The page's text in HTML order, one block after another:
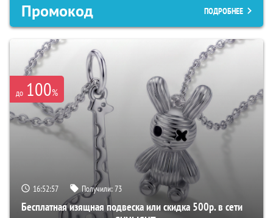
Промокод ПОДРОБНЕЕ
до 100%
16:52:56 Получили:73
Бесплатная изящная подвеска или скидка 500р. в сети